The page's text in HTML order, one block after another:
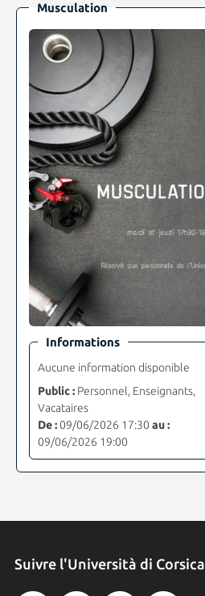
Musculation
Informations
Aucune information disponible
Public :Personnel, Enseignants,
Vacataires
De :09/06/2026 17:30 au :
09/06/2026 19:00
Suivre l'Università di Corsica